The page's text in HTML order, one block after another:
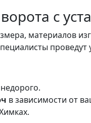
с
материалов
проведут
в зависимости от